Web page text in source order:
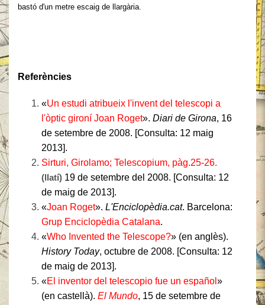
bastó d'un metre escaig de llargària.
Referències
«Un estudi atribueix l'invent del telescopi a
l'òptic gironí Joan Roget». Diari de Girona, 16
de setembre de 2008. [Consulta: 12 maig
2013].
Sirturi, Girolamo; Telescopium, pàg.25-26.
(llatí) 19 de setembre del 2008. [Consulta: 12
de maig de 2013].
«Joan Roget». L'Enciclopèdia.cat. Barcelona:
Grup Enciclopèdia Catalana.
«Who Invented the Telescope?» (en anglès).
History Today, octubre de 2008. [Consulta: 12
de maig de 2013].
«El inventor del telescopio fue un español »
(en castellà). El Mundo, 15 de setembre de